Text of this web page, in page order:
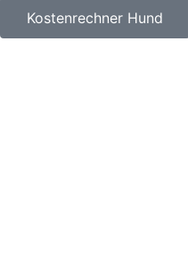
Kostenrechner Hund